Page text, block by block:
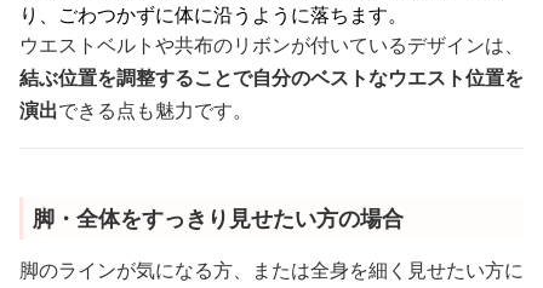
り、ごわつかずに体に沿うように落ちます。
ウエストベルトや共布のリボンが付いているデザインは、
結ぶ位置を調整することで自分のベストなウエスト位置を
演出できる点も魅力です。
脚・全体をすっきり見せたい方の場合
脚のラインが気になる方、または全身を細く見せたい方に